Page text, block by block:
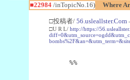
■22984/inTopicNo.16) Where
□投稿者/ 56.usleallster.Com
□U R L/ http://https://
%%